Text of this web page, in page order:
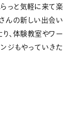
っと気軽に来て楽
んの新しい出会い
り、体験教室やワー
ジもやっていきた